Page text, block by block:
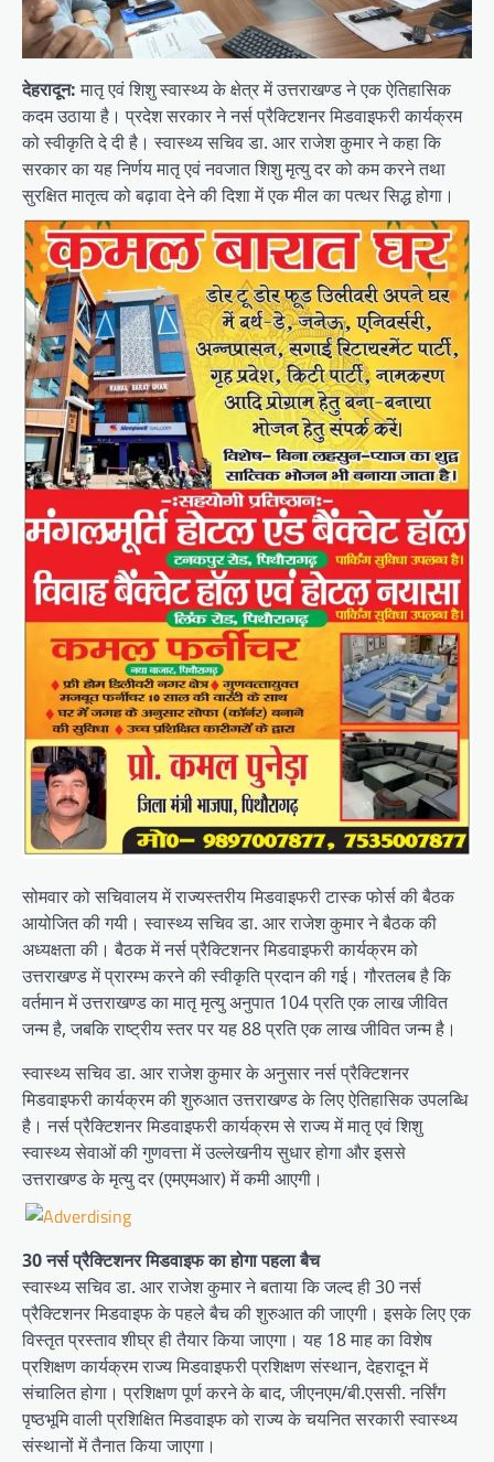
देहरादून:मातृ एवं शिशु स्वास्थ्य के क्षेत्र में उत्तराखण्ड ने एक ऐतिहासिक
कदम उठाया है। प्रदेश सरकार ने नर्स प्रैक्टिशनर मिडवाइफरी कार्यक्रम
को स्वीकृति दे दी है। स्वास्थ्य सचिव डा. आर राजेश कुमार ने कहा कि
सरकार का यह निर्णय मातृ एवं नवजात शिशु मृत्यु दर को कम करने तथा
सुरक्षित मातृत्व को बढ़ावा देने की दिशा में एक मील का पत्थर सिद्ध होगा।
सोमवार को सचिवालय में राज्यस्तरीय मिडवाइफरी टास्क फोर्स की बैठक
आयोजित की गयी। स्वास्थ्य सचिव डा. आर राजेश कुमार ने बैठक की
अध्यक्षता की। बैठक में नर्स प्रैक्टिशनर मिडवाइफरी कार्यक्रम को
उत्तराखण्ड में प्रारम्भ करने की स्वीकृति प्रदान की गई। गौरतलब है कि
वर्तमान में उत्तराखण्ड का मातृ मृत्यु अनुपात 104 प्रति एक लाख जीवित
जन्म है, जबकि राष्ट्रीय स्तर पर यह 88 प्रति एक लाख जीवित जन्म है।
स्वास्थ्य सचिव डा. आर राजेश कुमार के अनुसार नर्स प्रैक्टिशनर
मिडवाइफरी कार्यक्रम की शुरुआत उत्तराखण्ड के लिए ऐतिहासिक उपलब्धि
है। नर्स प्रैक्टिशनर मिडवाइफरी कार्यक्रम से राज्य में मातृ एवं शिशु
स्वास्थ्य सेवाओं की गुणवत्ता में उल्लेखनीय सुधार होगा और इससे
उत्तराखण्ड के मृत्यु दर (एमएमआर) में कमी आएगी।
30 नर्स प्रैक्टिशनर मिडवाइफ का होगा पहला बैच
स्वास्थ्य सचिव डा. आर राजेश कुमार ने बताया कि जल्द ही 30 नर्स
प्रैक्टिशनर मिडवाइफ के पहले बैच की शुरुआत की जाएगी। इसके लिए एक
विस्तृत प्रस्ताव शीघ्र ही तैयार किया जाएगा। यह 18 माह का विशेष
प्रशिक्षण कार्यक्रम राज्य मिडवाइफरी प्रशिक्षण संस्थान, देहरादून में
संचालित होगा। प्रशिक्षण पूर्ण करने के बाद, जीएनएम/बी.एससी. नर्सिंग
पृष्ठभूमि वाली प्रशिक्षित मिडवाइफ को राज्य के चयनित सरकारी स्वास्थ्य
संस्थानों में तैनात किया जाएगा।